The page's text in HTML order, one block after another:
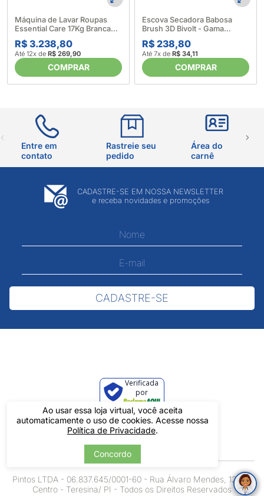
Máquina de Lavar Roupas
Essential Care 17Kg Branca
LED17 - Electrolux (633997)
R$ 3.238,80
Até 12x de R$ 269,90
COMPRAR
Escova Secadora Babosa
Brush 3D Bivolt - Gama
(624393)
R$ 238,80
Até 7x de R$ 34,11
COMPRAR
Ao usar essa loja virtual, você aceita
automaticamente o uso de cookies. Acesse nossa
Política de Privacidade.
Concordo
Entre em
contato
Rastreie seu
pedido
Área do
carnê
CADASTRE-SE EM NOSSA NEWSLETTER
e receba novidades e promoções
CADASTRE-SE
Verificada
por
Pintos LTDA - 06.837.645/0001-60 - Rua Álvaro Mendes, 1237 -
Centro - Teresina/ PI - Todos os Direitos Reservados